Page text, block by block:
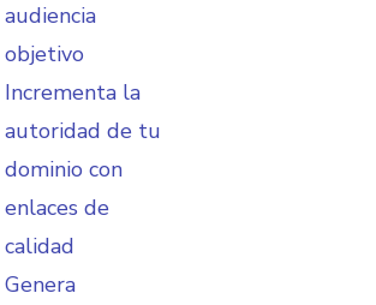
audiencia
objetivo
Incrementa la
autoridad de tu
dominio con
enlaces de
calidad
Genera